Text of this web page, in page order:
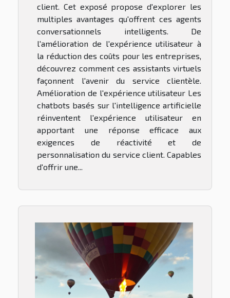
client. Cet exposé propose d'explorer les
multiples avantages qu'offrent ces agents
conversationnels intelligents. De
l'amélioration de l'expérience utilisateur à
la réduction des coûts pour les entreprises,
découvrez comment ces assistants virtuels
façonnent l'avenir du service clientèle.
Amélioration de l'expérience utilisateur Les
chatbots basés sur l'intelligence artificielle
réinventent l'expérience utilisateur en
apportant une réponse efficace aux
exigences de réactivité et de
personnalisation du service client. Capables
d'offrir une...